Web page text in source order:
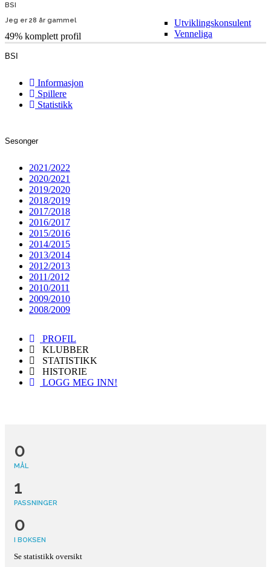
Utviklingskonsulent
Venneliga
BSI
Jeg er 28 år gammel
49% komplett profil
BSI
Informasjon
Spillere
Statistikk
Sesonger
2021/2022
2020/2021
2019/2020
2018/2019
2017/2018
2016/2017
2015/2016
2014/2015
2013/2014
2012/2013
2011/2012
2010/2011
2009/2010
2008/2009
PROFIL
KLUBBER
STATISTIKK
HISTORIE
LOGG MEG INN!
0
MÅL
1
PASSNINGER
0
I BOKSEN
Se statistikk oversikt